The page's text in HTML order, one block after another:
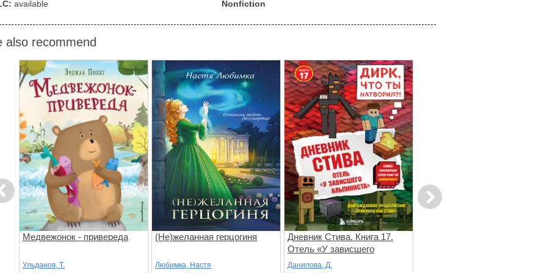
available Nonfiction
also recommend
Медвежонок - привереда
Ульданов, Т.
(Не)желанная герцогиня
Любимка, Настя
Дневник Стива. Книга 17.
Отель «У зависшего
альпиниста»
Данилова, Д.
Next